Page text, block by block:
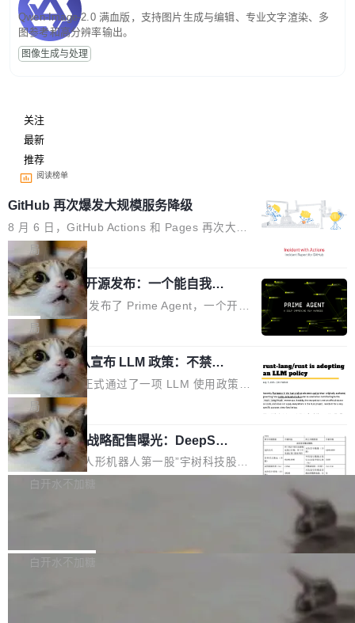
Qwen-Image-2.0 满血版，支持图片生成与编辑、专业文字渲染、多
图参考和高分辨率输出。
图像生成与处理
关注
最新
推荐
阅读榜单
GitHub 再次爆发大规模服务降级
8 月 6 日，GitHub Actions 和 Pages 再次大规
模服务降级，Actions 完全不可用超过 5 小时，
webhook 停发，连自托管 runner 也因调度层故
障无法工作。Pages、Copilot code review、C
opilot coding agent 全部受影响。从检测到完全
恢复，大约 12 小时。 这是 2026 年 8 月的第六
起事故，其中四起与 AI/Copilot 服务相关。 Git
Hub 员工 kdaigle 在 HN 讨论中贴出了一组数
据：2025 年全年 10 亿次 commit。现在，每周
2.75 亿次，全年预计 140 亿次。GitHub...
局
Prime Agent 开源发布：一个能自我改
进的编程 Agent，ARC-AGI 3 超越人类
专家基线
Prime Intellect 发布了 Prime Agent，一个开源
的编程 Agent Harness，核心设计围绕两个抽
象：Recursive Language Model（RLM）和 C
ontinual Harness。在 ARC-AGI 3 基准测试
上，Prime Agent + Opus 5 的组合达到了 95.
5% RHAE Best@1，超过了 ARC 报告的人类专
家基线 95.4%。 不是又一个 coding agent 包装
器 Prime Agent 的架构和市面上大多数 coding
agent 有本质区别。大多数 agent harness 的设
计是基于早期模型的能力—...
局
Rust 项目团队宣布 LLM 政策：不禁
止，但你要承认哪些代码不是你写的
Rust 语言项目正式通过了一项 LLM 使用政策，
覆盖 rust-lang/rust 单一仓库的代码贡献。这不
是项目级别的官方立场，目前由五个团队采纳，
但它可能是主流开源项目中关于 AI 辅助贡献最
细致的一份规则。 政策的核心只有一句话：LLM
可以用来分析、提炼、审阅、建议，但不能用来
不得生成涉及安全性的关键变更，除非作者本身
局
宇树科技 IPO 战略配售曝光：DeepSe
ek 获配 93.3 万股，锁定 36 个月
8月6日晚间，“人形机器人第一股”宇树科技股份
有限公司披露IPO发行价格及战略配售结果，杭
36个月。 公告显示，本次宇树科技战略配售对
白开水不加糖
Bug fixes and enhancements 修复多次传递同
白开水不加糖